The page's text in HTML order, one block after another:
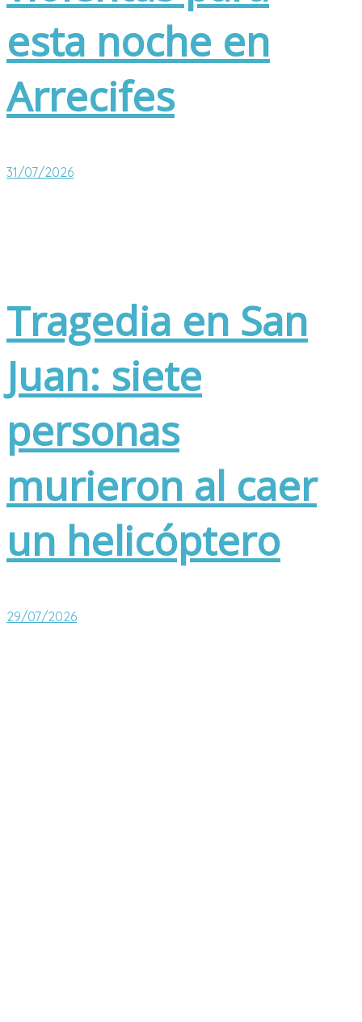
esta noche en
Arrecifes
31/07/2026
Tragedia en San
Juan: siete
personas
murieron al caer
un helicóptero
29/07/2026